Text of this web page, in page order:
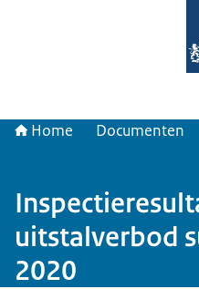
Home Documenten
uitstalverbod
2020